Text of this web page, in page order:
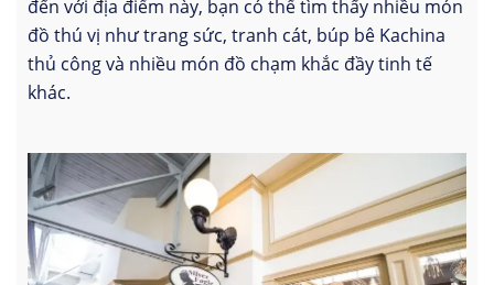
đến với địa điểm này, bạn có thể tìm thấy nhiều món
đồ thú vị như trang sức, tranh cát, búp bê Kachina
thủ công và nhiều món đồ chạm khắc đầy tinh tế
khác.